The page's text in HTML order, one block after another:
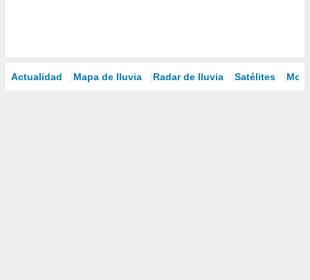
Actualidad Mapa de lluvia Radar de lluvia Satélites